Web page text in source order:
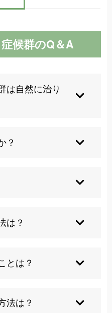
候群のQ＆A
は自然に治り
東洋医学を組み合わせ
す。
？
ドバイスします。
ササイズをご指導しま
は？
っています。
とは？
方法もお伝えします。
法は？